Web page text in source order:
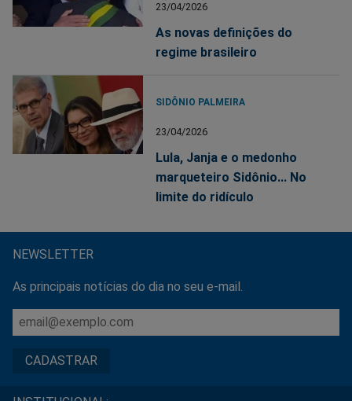
23/04/2026
As novas definições do
regime brasileiro
SIDÔNIO PALMEIRA
23/04/2026
Lula, Janja e o medonho
marqueteiro Sidônio... No
limite do ridículo
NEWSLETTER
As principais notícias do dia no seu e-mail.